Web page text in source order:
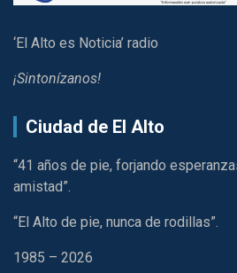
‘El Alto es Noticia’ radio
¡Sintonízanos!
Ciudad de El Alto
“41 años de pie, forjando
amistad”.
“El Alto de pie, nunca de rodillas”.
1985 – 2026